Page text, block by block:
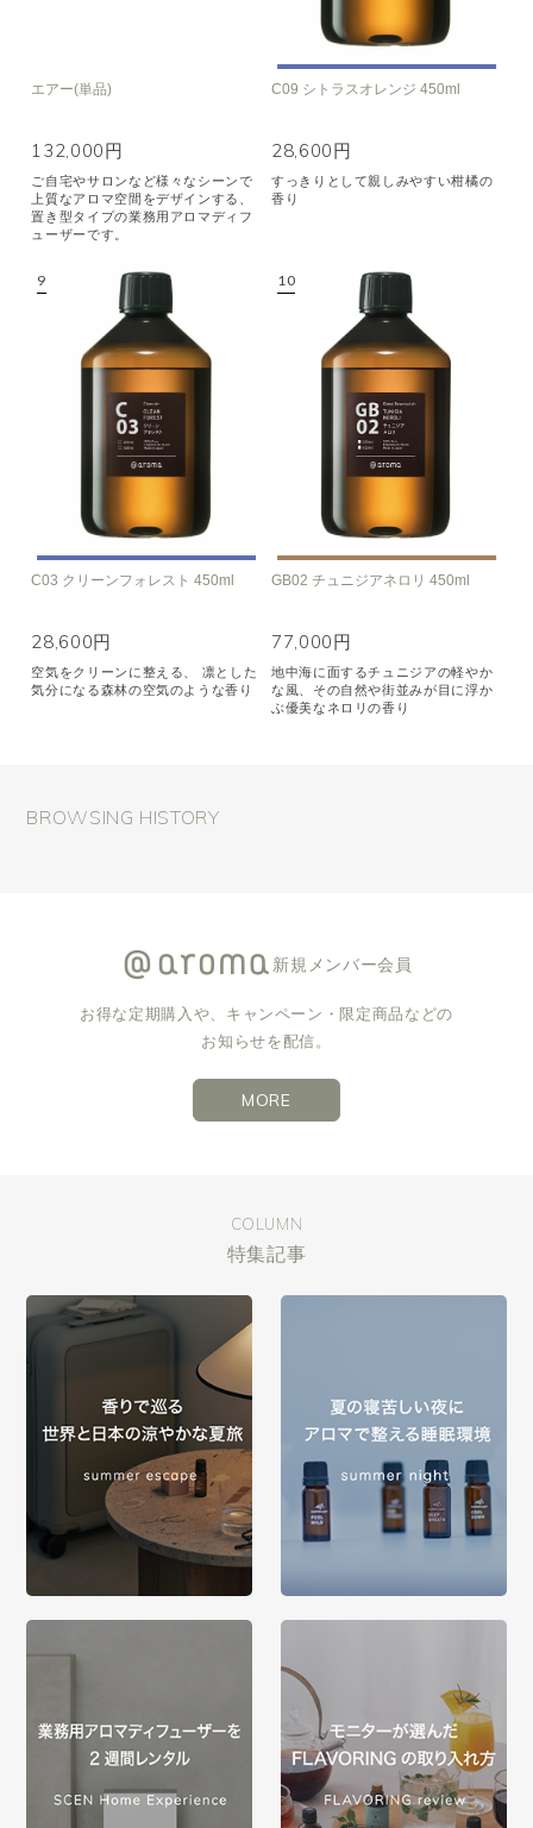
エアー(単品)
132,000円
ご自宅やサロンなど様々なシーンで
上質なアロマ空間をデザインする、
置き型タイプの業務用アロマディフ
ューザーです。
C09 シトラスオレンジ 450ml
28,600円
すっきりとして親しみやすい柑橘の
香り
C03 クリーンフォレスト 450ml
28,600円
空気をクリーンに整える、 凛とした
気分になる森林の空気のような香り
GB02 チュニジアネロリ 450ml
77,000円
地中海に面するチュニジアの軽やか
な風、その自然や街並みが目に浮か
ぶ優美なネロリの香り
BROWSING HISTORY
新規メンバー会員
お得な定期購入や、キャンペーン・限定商品などの
お知らせを配信。
MORE
COLUMN
特集記事